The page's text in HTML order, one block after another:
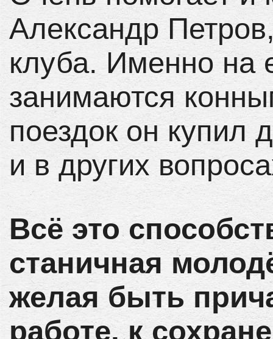
Александр
клуба. Именно на
занимаются
поездок он купил
и в других
Всё это
станичная
желая быть
работе, к